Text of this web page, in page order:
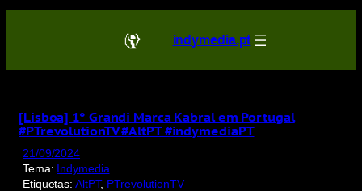
Saltar
conteúdo
indymedia.pt
[Lisboa] 1° Grandi Marca Kabral em Portugal
#PTrevolutionTV #AltPT #indymediaPT
21/09/2024
Tema: Indymedia
Etiquetas: AltPT, PTrevolutionTV